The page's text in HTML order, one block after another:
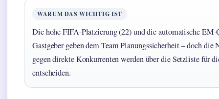
WARUM DAS WICHTIG IST
Die hohe FIFA-Platzierung (22) und die automatische
Gastgeber geben dem Team Planungssicherheit – doch die
gegen direkte Konkurrenten werden über die Setzliste für
entscheiden.